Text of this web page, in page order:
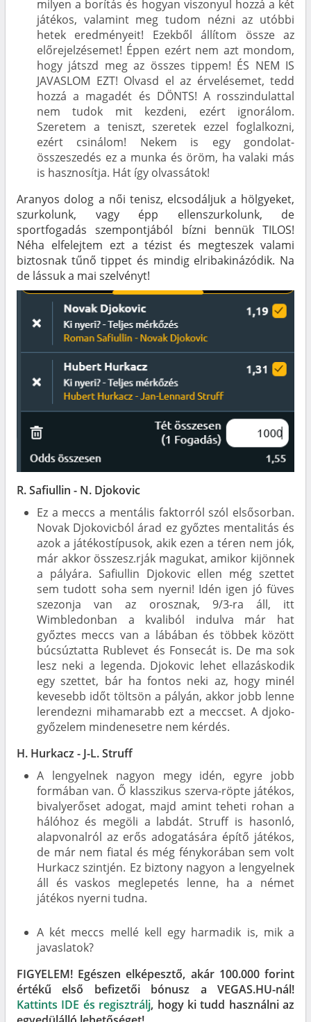
milyen a borítás és hogyan viszonyul hozzá a két
játékos, valamint meg tudom nézni az utóbbi
hetek eredményeit! Ezekből állítom össze az
előrejelzésemet! Éppen ezért nem azt mondom,
hogy játszd meg az összes tippem! ÉS NEM IS
JAVASLOM EZT! Olvasd el az érvelésemet, tedd
hozzá a magadét és DÖNTS! A rosszindulattal
nem tudok mit kezdeni, ezért ignorálom.
Szeretem a teniszt, szeretek ezzel foglalkozni,
ezért csinálom! Nekem is egy gondolat-
összeszedés ez a munka és öröm, ha valaki más
is hasznosítja. Hát így olvassátok!
Aranyos dolog a női tenisz, elcsodáljuk a hölgyeket,
szurkolunk, vagy épp ellenszurkolunk, de
sportfogadás szempontjából bízni bennük TILOS!
Néha elfelejtem ezt a tézist és megteszek valami
biztosnak tűnő tippet és mindig elribakinázódik. Na
de lássuk a mai szelvényt!
R. Safiullin - N. Djokovic
Ez a meccs a mentális faktorról szól elsősorban.
Novak Djokovicból árad ez győztes mentalitás és
azok a játékostípusok, akik ezen a téren nem jók,
már akkor összesz.rják magukat, amikor kijönnek
a pályára. Safiullin Djokovic ellen még szettet
sem tudott soha sem nyerni! Idén igen jó füves
szezonja van az orosznak, 9/3-ra áll, itt
Wimbledonban a kvaliból indulva már hat
győztes meccs van a lábában és többek között
búcsúztatta Rublevet és Fonsecát is. De ma sok
lesz neki a legenda. Djokovic lehet ellazáskodik
egy szettet, bár ha fontos neki az, hogy minél
kevesebb időt töltsön a pályán, akkor jobb lenne
lerendezni mihamarabb ezt a meccset. A djoko-
győzelem mindenesetre nem kérdés.
H. Hurkacz - J-L. Struff
A lengyelnek nagyon megy idén, egyre jobb
formában van. Ő klasszikus szerva-röpte játékos,
bivalyerőset adogat, majd amint teheti rohan a
hálóhoz és megöli a labdát. Struff is hasonló,
alapvonalról az erős adogatására építő játékos,
de már nem fiatal és még fénykorában sem volt
Hurkacz szintjén. Ez biztony nagyon a lengyelnek
áll és vaskos meglepetés lenne, ha a német
játékos nyerni tudna.
A két meccs mellé kell egy harmadik is, mik a
javaslatok?
FIGYELEM! Egészen elképesztő, akár 100.000 forint
értékű első befizetői bónusz a VEGAS.HU-nál!
Kattints IDE és regisztrálj, hogy ki tudd használni az